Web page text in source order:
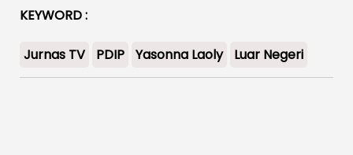
KEYWORD :
Jurnas TV PDIP Yasonna Laoly Luar Negeri